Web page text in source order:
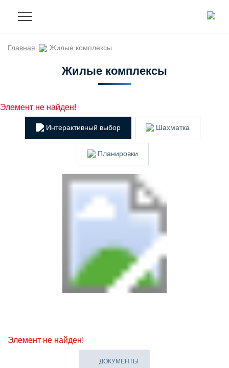
Главная Жилые комплексы
Жилые комплексы
Элемент не найден!
Интерактивный выбор Шахматка
Планировки
Элемент не найден!
ДОКУМЕНТЫ